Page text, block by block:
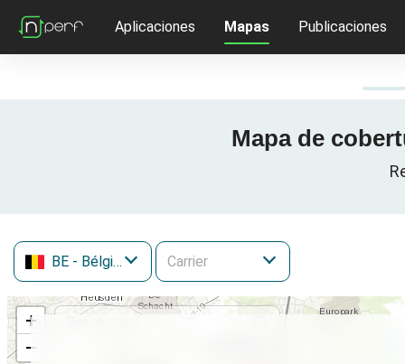
Aplicaciones Mapas Publicaciones
Mapa de
BE - Bélgica
+
−